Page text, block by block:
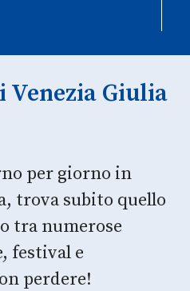
Giulia
per giorno in
trova subito quello
tra numerose
festival e
perdere!